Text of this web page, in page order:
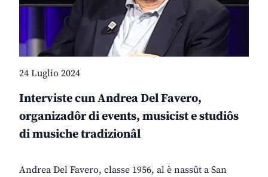
24 Luglio 2024
Interviste cun Andrea Del Favero,
organizadôr di events, musicist e studiôs
di musiche tradizionâl
Andrea Del Favero, classe 1956, al è nassût a San